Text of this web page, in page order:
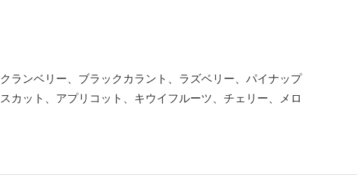
ランベリー、ブラックカラント、ラズベリー、パイナップ
カット、アプリコット、キウイフルーツ、チェリー、メロ